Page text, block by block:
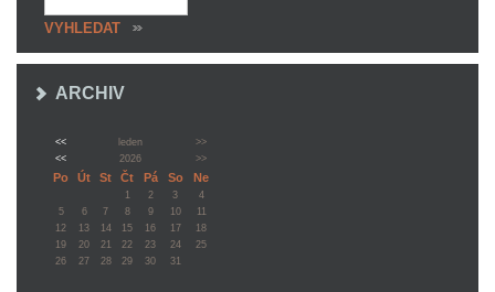
ARCHIV
<< leden
>>
<<
2026 >>
Po Út St Čt Pá So Ne
1 2 3
4
5
6 7 8 9 10
11
12
13 14 15 16 17
18
19
20 21 22 23 24
25
26
27 28 29 30 31